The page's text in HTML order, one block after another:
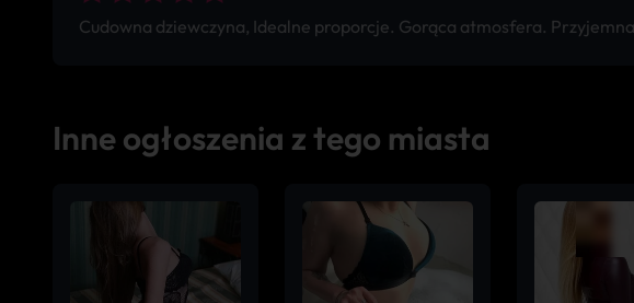
Cudowna dziewczyna, Idealne proporcje. Gorąca atmosfera.
Inne ogłoszenia z tego miasta